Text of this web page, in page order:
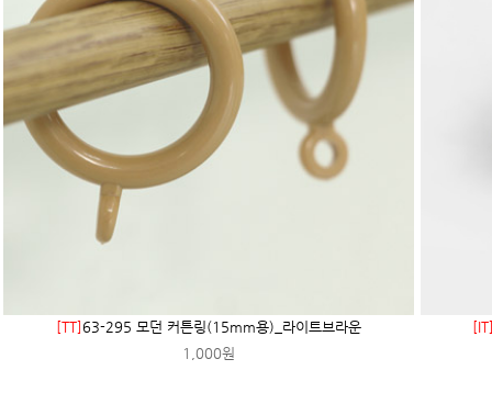
[TT]63-295 모던 커튼링(15mm용)_라이트브라운
1,000원